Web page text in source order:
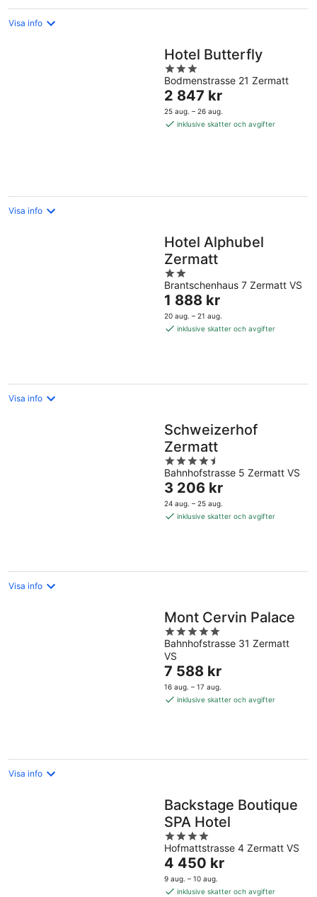
Visa info
Hotel Butterfly
3
out
of
5
Bodmenstrasse 21 Zermatt
Priset
är
2 847 kr
2 847 kr
25 aug. – 26 aug.
inklusive skatter och avgifter
Visa info
Hotel Alphubel
Zermatt
2
out
of
5
Brantschenhaus 7 Zermatt VS
Priset
är
1 888 kr
1 888 kr
20 aug. – 21 aug.
inklusive skatter och avgifter
Visa info
Schweizerhof
Zermatt
4.5
out
of
5
Bahnhofstrasse 5 Zermatt VS
Priset
är
3 206 kr
3 206 kr
24 aug. – 25 aug.
inklusive skatter och avgifter
Visa info
Mont Cervin Palace
5
out
of
5
Bahnhofstrasse 31 Zermatt
VS
Priset
är
7 588 kr
7 588 kr
16 aug. – 17 aug.
inklusive skatter och avgifter
Visa info
Backstage Boutique
SPA Hotel
4
out
of
5
Hofmattstrasse 4 Zermatt VS
Priset
är
4 450 kr
4 450 kr
9 aug. – 10 aug.
inklusive skatter och avgifter